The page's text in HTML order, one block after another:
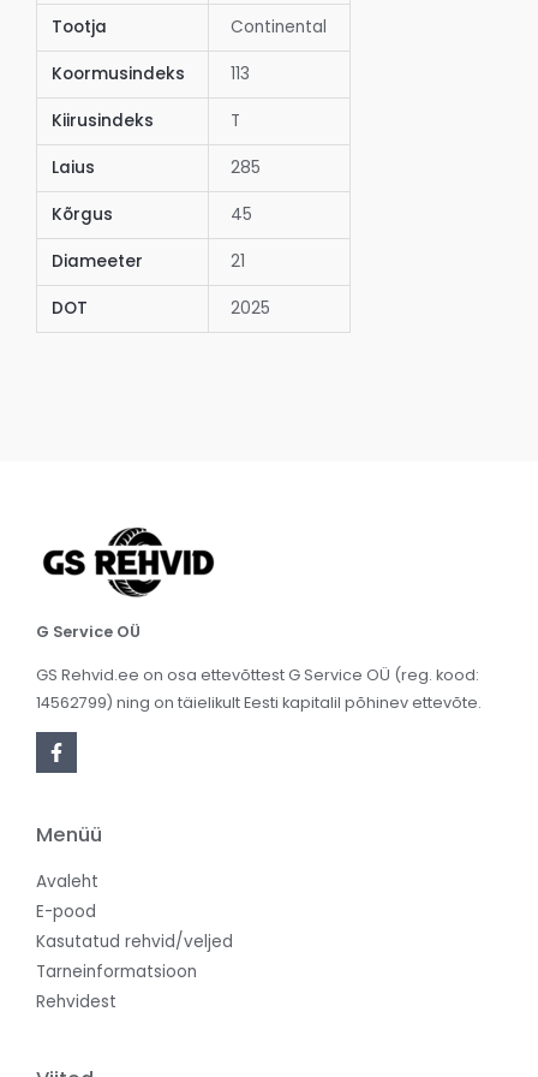
Tootja Continental
Koormusindeks 113
Kiirusindeks T
Laius 285
Kõrgus 45
Diameeter 21
DOT 2025
G Service OÜ
GS Rehvid.ee on osa ettevõttest G Service OÜ (reg. kood:
14562799) ning on täielikult Eesti kapitalil põhinev ettevõte.
Menüü
Avaleht
E-pood
Kasutatud rehvid/veljed
Tarneinformatsioon
Rehvidest